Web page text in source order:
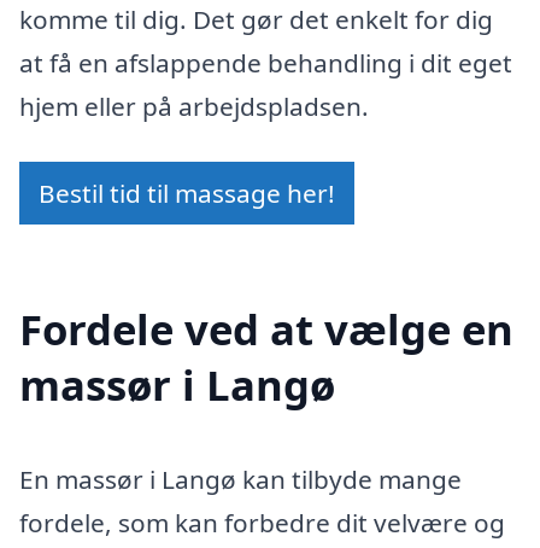
komme til dig. Det gør det enkelt for dig
at få en afslappende behandling i dit eget
hjem eller på arbejdspladsen.
Bestil tid til massage her!
Fordele ved at vælge en
massør i Langø
En massør i Langø kan tilbyde mange
fordele, som kan forbedre dit velvære og